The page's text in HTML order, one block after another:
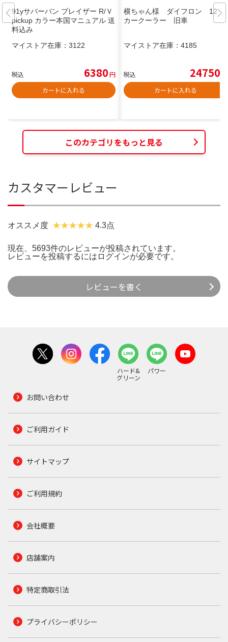
91yサバーバン ブレイザー R/Ｖ
pickup カラー本国マニュアル 送
料込み
マイストア在庫： 3122
税込 6380円
カートに入れる
横ちゃん様 ダイフロン 12
カークーラー 旧車
マイストア在庫： 4185
税込 24750
カートに入れる
このカテゴリをもっと見る
カスタマーレビュー
オススメ度 4.3点
現在、5693件のレビューが投稿されています。
レビューを投稿するには ログインが必要です。
レビューを書く
ハード&
グリーン
パワー
お問い合わせ
ご利用ガイド
サイトマップ
ご利用規約
会社概要
店舗案内
特定商取引法
プライバシーポリシー